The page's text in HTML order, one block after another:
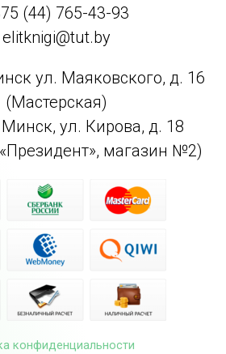
(44) 765-43-93
elitknigi@tut.by
ул. Маяковского, д. 16
(Мастерская)
Минск, ул. Кирова, д. 18
магазин №2)
конфиденциальности